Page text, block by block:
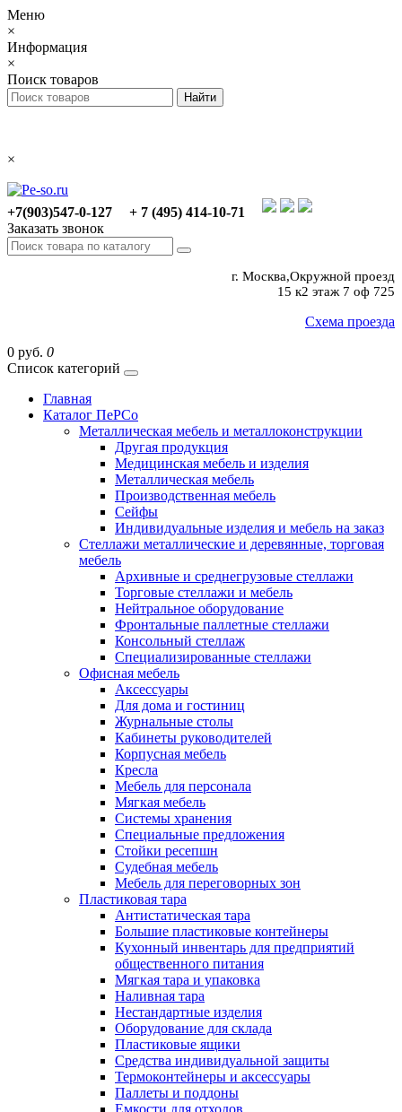
Меню
×
Информация
×
Поиск товаров
×
+7(903)547-0-127
+ 7 (495) 414-10-71
Заказать звонок
г. Москва,Окружной проезд
15 к2 этаж 7 оф 725
Схема проезда
0 руб. 0
Список категорий
Главная
Каталог ПеРСо
Металлическая мебель и металлоконструкции
Другая продукция
Медицинская мебель и изделия
Металлическая мебель
Производственная мебель
Сейфы
Индивидуальные изделия и мебель на заказ
Стеллажи металлические и деревянные, торговая
мебель
Архивные и среднегрузовые стеллажи
Торговые стеллажи и мебель
Нейтральное оборудование
Фронтальные паллетные стеллажи
Консольный стеллаж
Специализированные стеллажи
Офисная мебель
Аксессуары
Для дома и гостиниц
Журнальные столы
Кабинеты руководителей
Корпусная мебель
Кресла
Мебель для персонала
Мягкая мебель
Системы хранения
Специальные предложения
Стойки ресепшн
Судебная мебель
Мебель для переговорных зон
Пластиковая тара
Антистатическая тара
Большие пластиковые контейнеры
Кухонный инвентарь для предприятий
общественного питания
Мягкая тара и упаковка
Наливная тара
Нестандартные изделия
Оборудование для склада
Пластиковые ящики
Средства индивидуальной защиты
Термоконтейнеры и аксессуары
Паллеты и поддоны
Емкости для отходов